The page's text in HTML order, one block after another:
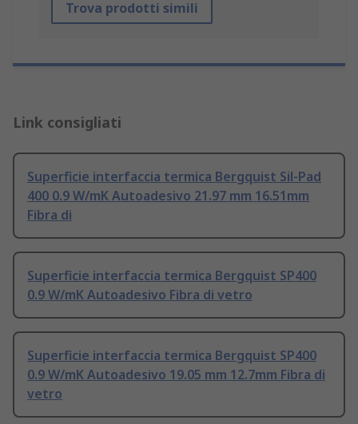
Trova prodotti simili
Link consigliati
Superficie interfaccia termica Bergquist Sil-Pad
400 0.9 W/mK Autoadesivo 21.97 mm 16.51mm
Fibra di
Superficie interfaccia termica Bergquist SP400
0.9 W/mK Autoadesivo Fibra di vetro
Superficie interfaccia termica Bergquist SP400
0.9 W/mK Autoadesivo 19.05 mm 12.7mm Fibra di
vetro